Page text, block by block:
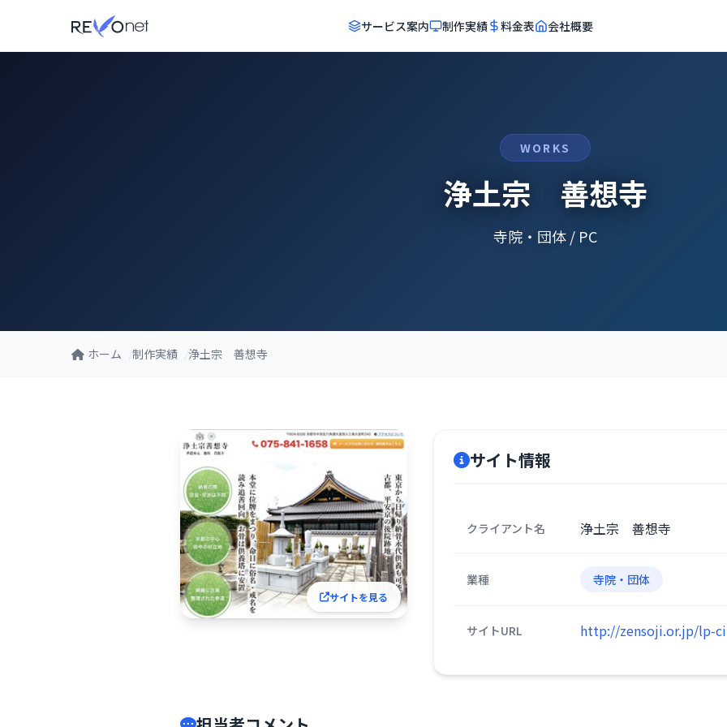
サービス案内 制作実績 料金表 会社概要
WORKS
浄土宗 善想寺
寺院・団体 / PC
ホーム 制作実績 浄土宗 善想寺
サイトを見る
サイト情報
クライアント名 浄土宗 善想寺
業種 寺院・団体
サイトURL http://zensoji.or.jp/lp-